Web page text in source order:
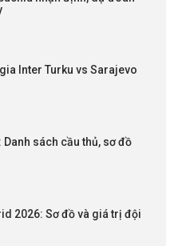
Inter Turku vs Sarajevo
Danh sách cầu thủ, sơ đồ
2026: Sơ đồ và giá trị đội